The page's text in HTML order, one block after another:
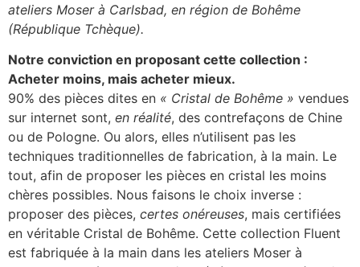
ateliers Moser à Carlsbad, en région de Bohême
(République Tchèque).
Notre conviction en proposant cette collection :
Acheter moins, mais acheter mieux.
90% des pièces dites en « Cristal de Bohême » vendues
sur internet sont, en réalité, des contrefaçons de Chine
ou de Pologne. Ou alors, elles n’utilisent pas les
techniques traditionnelles de fabrication, à la main. Le
tout, afin de proposer les pièces en cristal les moins
chères possibles. Nous faisons le choix inverse :
proposer des pièces, certes onéreuses, mais certifiées
en véritable Cristal de Bohême. Cette collection Fluent
est fabriquée à la main dans les ateliers Moser à